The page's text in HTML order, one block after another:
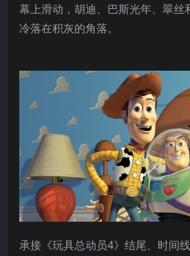
幕上滑动，胡迪、巴斯光年、翠丝
冷落在积灰的角落。
承接《玩具总动员4》结尾、时间